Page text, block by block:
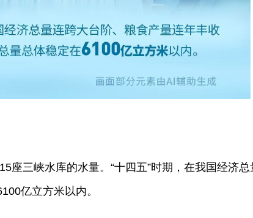
座三峡水库的水量。“十四五”时期，在我国经济
亿立方米以内。